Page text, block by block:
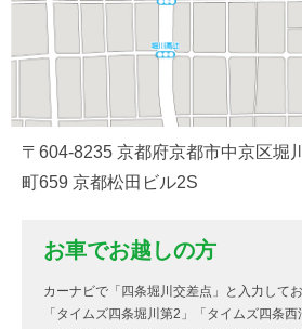
〒604-8235 京都府京都市中京区堀
町659 京都松田ビル2S
お車でお越しの方
カーナビで「四条堀川交差点」と入力してお
「タイムズ四条堀川第2」「タイムズ四条